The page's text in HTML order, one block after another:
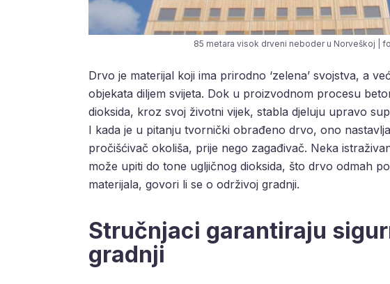
85 metara visok drveni neboder u Norveškoj |
Drvo je materijal koji ima prirodno ‘zelena’ svojstva, a
objekata diljem svijeta. Dok u proizvodnom procesu
dioksida, kroz svoj životni vijek, stabla djeluju upravo
I kada je u pitanju tvornički obrađeno drvo, ono
pročišćivač okoliša, prije nego zagađivač. Neka
može upiti do tone ugljičnog dioksida, što drvo odmah
materijala, govori li se o održivoj gradnji.
Stručnjaci garantiraju
gradnji